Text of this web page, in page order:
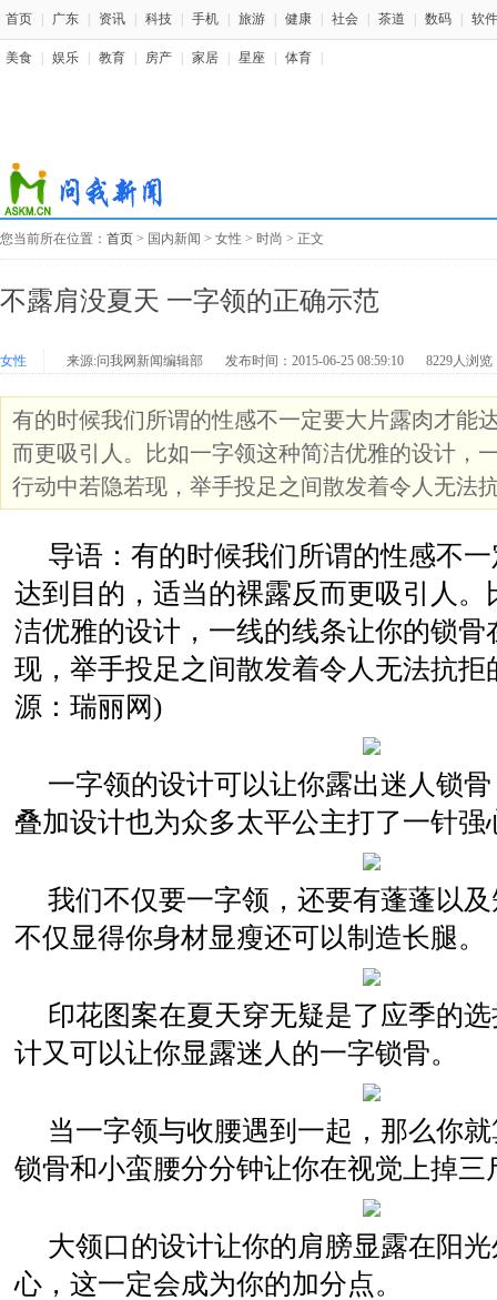
首页 广东 资讯 科技 手机 旅游 健康 社会 茶道 数码 软件
美食 娱乐 教育 房产 家居 星座 体育
您当前所在位置： 首页 > 国内新闻 > 女性 > 时尚 > 正文
不露肩没夏天 一字领的正确示范
女性 来源:问我网新闻编辑部 发布时间：2015-06-25 08:59:10 8229人浏览
有的时候我们所谓的性感不一定要大片露肉才能
而更吸引人。比如一字领这种简洁优雅的设计，
行动中若隐若现，举手投足之间散发着令人无法
导语：有的时候我们所谓的性感不
达到目的，适当的裸露反而更吸引人。
洁优雅的设计，一线的线条让你的锁骨
现，举手投足之间散发着令人无法抗拒
源：瑞丽网)
一字领的设计可以让你露出迷人锁
叠加设计也为众多太平公主打了一针强
我们不仅要一字领，还要有蓬蓬以
不仅显得你身材显瘦还可以制造长腿。
印花图案在夏天穿无疑是了应季的
计又可以让你显露迷人的一字锁骨。
当一字领与收腰遇到一起，那么你
锁骨和小蛮腰分分钟让你在视觉上掉三
大领口的设计让你的肩膀显露在阳
心，这一定会成为你的加分点。